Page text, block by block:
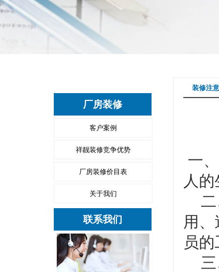
厂房装修
客户案例
祥靓装修竞争优势
厂房装修价目表
关于我们
联系我们
装修注
一
人
二
用
员
三